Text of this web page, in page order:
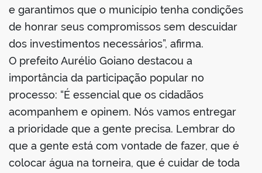
e garantimos que o município tenha condições
de honrar seus compromissos sem descuidar
dos investimentos necessários”, afirma.
O prefeito Aurélio Goiano destacou a
importância da participação popular no
processo: “É essencial que os cidadãos
acompanhem e opinem. Nós vamos entregar
a prioridade que a gente precisa. Lembrar do
que a gente está com vontade de fazer, que é
colocar água na torneira, que é cuidar de toda